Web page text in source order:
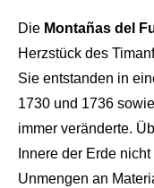
Die Montañas del
Herzstück des
Sie entstanden in
1730 und 1736
immer veränderte.
Innere der Erde
Unmengen an